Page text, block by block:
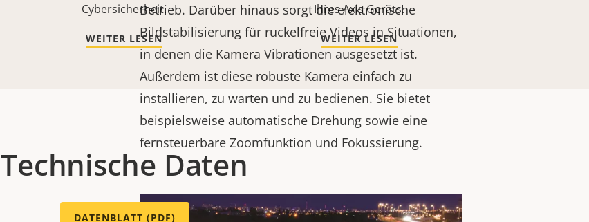
Betrieb. Darüber hinaus sorgt die elektronische
Bildstabilisierung für ruckelfreie Videos in Situationen,
in denen die Kamera Vibrationen ausgesetzt ist.
Außerdem ist diese robuste Kamera einfach zu
installieren, zu warten und zu bedienen. Sie bietet
beispielsweise automatische Drehung sowie eine
fernsteuerbare Zoomfunktion und Fokussierung.
Cybersicherheit.
WEITER LESEN
Ihres Axis Geräts.
WEITER LESEN
Technische Daten
DATENBLATT (PDF)